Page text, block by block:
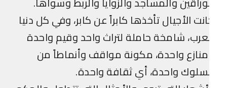
الأجيال تأخذها كابراً عن كابر، وفي كل دنيا
شامخة حاملة لتراث واحد وقيم واحدة
واحدة، مكونة مواقف وأنماطاً من
واحدة، أي ثقافة واحدة.